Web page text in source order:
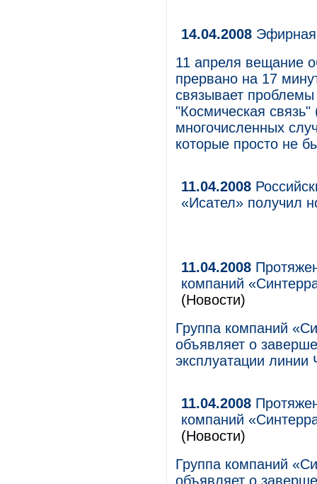
14.04.2008 Эфирная
11 апреля вещание
прервано на 17
связывает
"Космическая
многочисленных
которые просто не
11.04.2008
«Исател» получил
11.04.2008
компаний
(Новости)
Группа компаний
объявляет о
эксплуатации
11.04.2008
компаний
(Новости)
Группа компаний
объявляет о